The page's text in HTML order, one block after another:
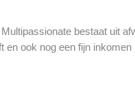
bestaat uit
en ook nog een fijn